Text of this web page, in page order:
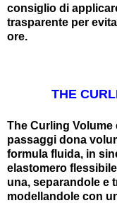
consiglio di
trasparente per
ore.
THE
The Curling
passaggi dona
formula fluida, in
elastomero
una, separandole e
modellandole con